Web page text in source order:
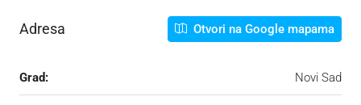
Adresa Otvori na Google mapama
Grad: Novi Sad